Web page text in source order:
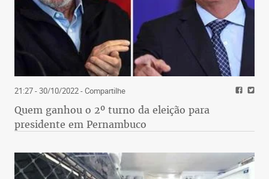
21:27 - 30/10/2022- Compartilhe
Quem ganhou o 2º turno da eleição para
presidente em Pernambuco